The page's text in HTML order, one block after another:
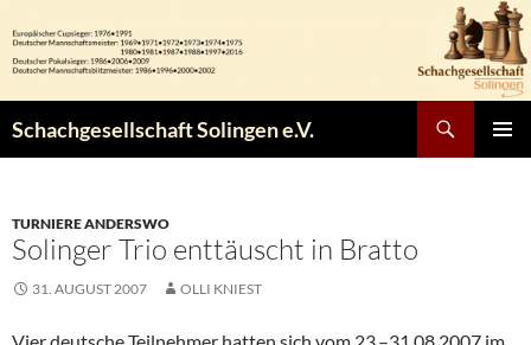
Inhalt
springen
Schachgesellschaft Solingen e.V.
TURNIERE ANDERSWO
Solinger Trio enttäuscht in Bratto
31. AUGUST 2007 OLLI KNIEST